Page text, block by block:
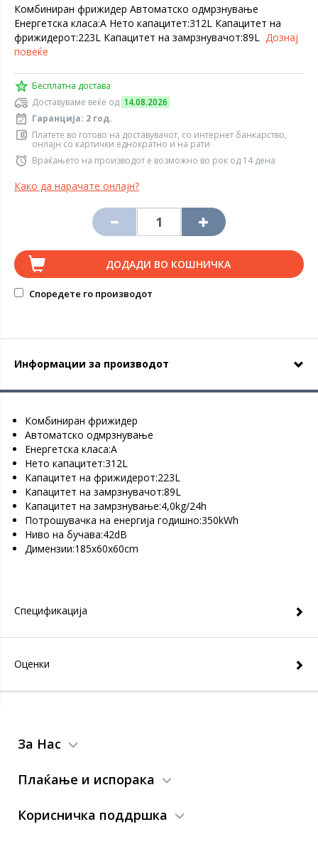
Комбиниран фрижидер Автоматско одмрзнување
Енергетска класа:A Нето капацитет:312L Капацитет на
фрижидерот:223L Капацитет на замрзнувачот:89L Дознај
повеќе
Бесплатна достава
Доставуваме веќе од 14.08.2026
Гаранција: 2 год.
Платете во готово на доставувачот, со интернет банкарство,
онлајн со картички еднократно и на рати
Враќањето на производот е возможно во рок од 14 дена
Како да нарачате онлајн?
ДОДАДИ ВО КОШНИЧКА
Споредете го производот
Информации за производот
Комбиниран фрижидер
Автоматско одмрзнување
Енергетска класа:A
Нето капацитет:312L
Капацитет на фрижидерот:223L
Капацитет на замрзнувачот:89L
Капацитет на замрзнување:4,0kg/24h
Потрошувачка на енергија годишно:350kWh
Ниво на бучава:42dB
Димензии:185x60x60cm
Спецификација
Оценки
За Нас
Плаќање и испорака
Корисничка поддршка